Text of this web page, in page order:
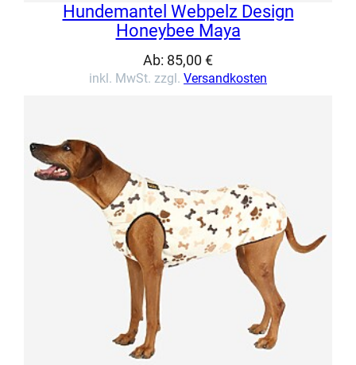
Hundemantel Webpelz Design
Honeybee Maya
Ab: 85,00 €
inkl. MwSt. zzgl. Versandkosten